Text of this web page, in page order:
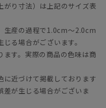
り寸法）は上記のサイズ表
生産の過程で1.0cm～2.0cm
る場合がございます。
す。実際の商品の色味は商
近づけて掲載しております
差が生じる場合がございま